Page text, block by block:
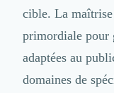
Solutions de Paiement
UX & UI Design
Développement Web
Product Management
cible. La
primordiale pour
adaptées au
domaines de